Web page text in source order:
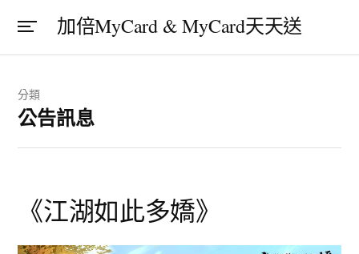
加倍MyCard & MyCard天天送
分類
公告訊息
《江湖如此多嬌》